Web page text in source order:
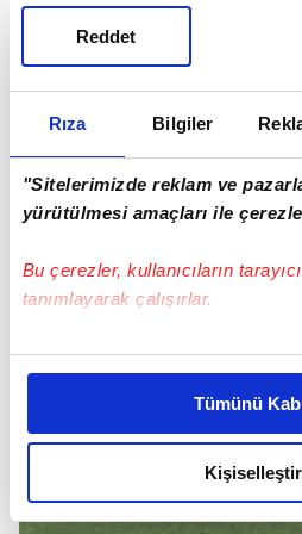
Rıza Bilgiler
"Sitelerimizde reklam ve
yürütülmesi amaçları ile
Bu çerezler, kullanıcıların
tanımlayarak çalışırlar.
Bu çerezlere izin vermeniz
daha iyi reklam deneyimi
amacımızın size daha iyi bir
olduğunu ve sizlere en iyi
elimizden gelen çabayı
reklamların maliyetlerimizi
Tümünü
Kişiselleştir
Reddet